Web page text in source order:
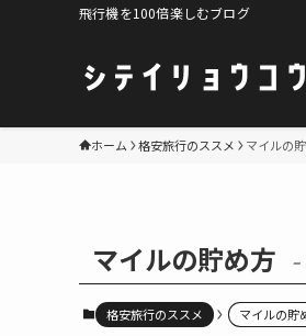
飛行機を100倍楽しむブログ
ホーム 格安旅行のススメ マイルの
マイルの貯め方
格安旅行のススメ マイルの貯